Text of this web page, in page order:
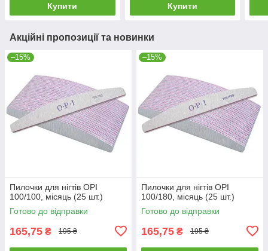
Купити Купити
Акційні пропозиції та новинки
–15%
Пилочки для нігтів OPI
100/100, місяць (25 шт.)
Готово до відправки
165,75 ₴ 195 ₴
–15%
Пилочки для нігтів OPI
100/180, місяць (25 шт.)
Готово до відправки
165,75 ₴ 195 ₴